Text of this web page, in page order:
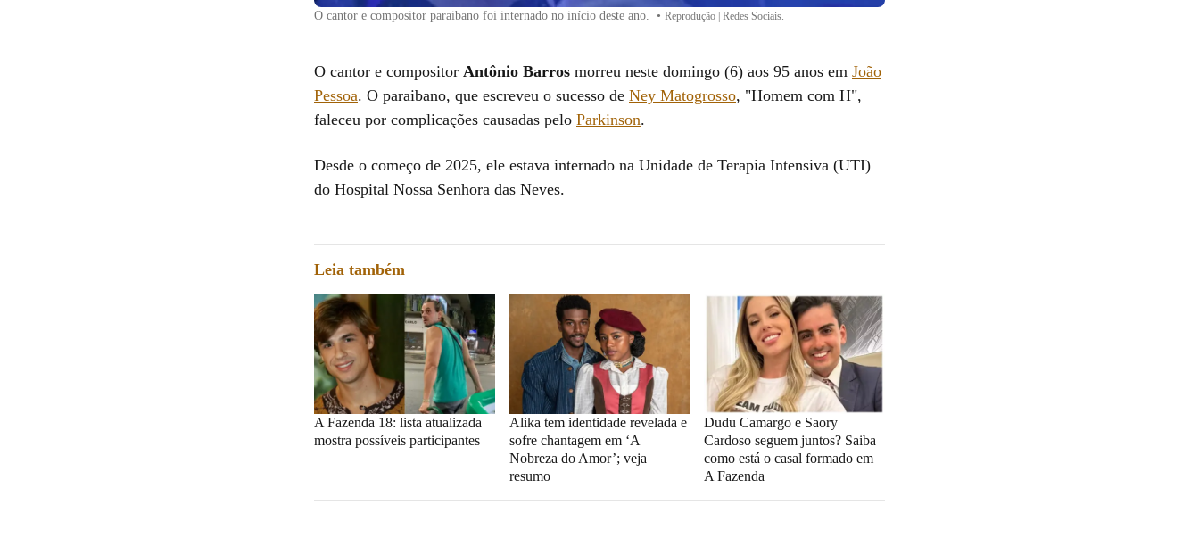
O cantor e compositor paraibano foi internado no início deste ano. • Reprodução | Redes Sociais.
O cantor e compositor Antônio Barros morreu neste domingo (6) aos 95 anos em João
Pessoa. O paraibano, que escreveu o sucesso de Ney Matogrosso, "Homem com H",
faleceu por complicações causadas pelo Parkinson.
Desde o começo de 2025, ele estava internado na Unidade de Terapia Intensiva (UTI)
do Hospital Nossa Senhora das Neves.
Leia também
A Fazenda 18: lista atualizada
mostra possíveis participantes
Alika tem identidade revelada e
sofre chantagem em ‘A
Nobreza do Amor’; veja
resumo
Dudu Camargo e Saory
Cardoso seguem juntos? Saiba
como está o casal formado em
A Fazenda